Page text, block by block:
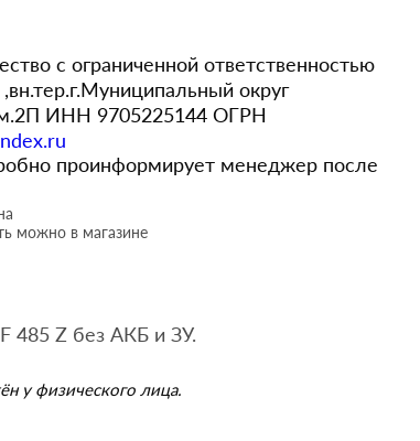
с ограниченной ответственностью
округ
ИНН 9705225144 ОГРН
проинформирует менеджер после
можно в магазине
485 Z без АКБ и ЗУ.
у физического лица.